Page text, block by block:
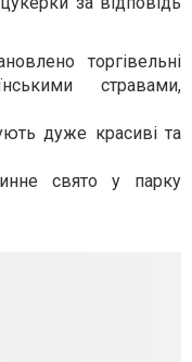
торгівельні
стравами,
дуже красиві та
свято у парку